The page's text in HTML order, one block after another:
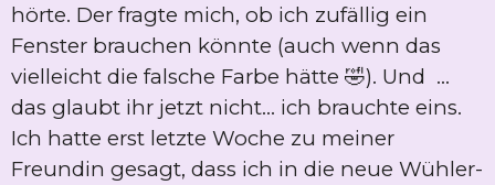
hörte. Der fragte mich, ob ich zufällig ein
Fenster brauchen könnte (auch wenn das
vielleicht die falsche Farbe hätte 🤣). Und ...
das glaubt ihr jetzt nicht... ich brauchte eins.
Ich hatte erst letzte Woche zu meiner
Freundin gesagt, dass ich in die neue Wühler-